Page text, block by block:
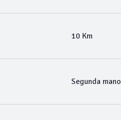
10 Km
Segunda mano